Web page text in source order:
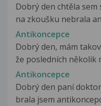
Dobrý den chtěla sem
na zkoušku nebrala
Antikoncepce
Dobrý den, mám
že posledních několik
Antikoncepce
Dobrý den paní
brala jsem